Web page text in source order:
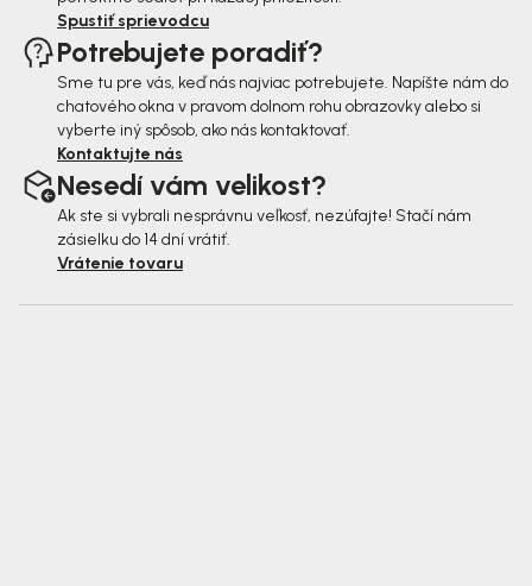
Spustiť sprievodcu
Potrebujete poradiť?
Sme tu pre vás, keď nás najviac potrebujete. Napíšte nám do
chatového okna v pravom dolnom rohu obrazovky alebo si
vyberte iný spôsob, ako nás kontaktovať.
Kontaktujte nás
Nesedí vám velikost?
Ak ste si vybrali nesprávnu veľkosť, nezúfajte! Stačí nám
zásielku do 14 dní vrátiť.
Vrátenie tovaru